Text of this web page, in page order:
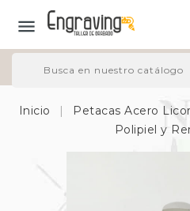

Inicio Petacas Acero Licor
Polipiel y